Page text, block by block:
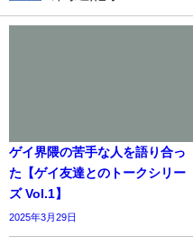
ゲイ界隈の苦手な人を語り合っ
た【ゲイ友達とのトークシリー
ズ Vol.1】
2025年3月29日